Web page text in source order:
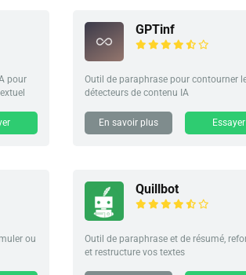
pour
GPTinf
Outil de paraphrase pour contourner
détecteurs de contenu IA
En savoir plus Essayer
ou
Quillbot
Outil de paraphrase et de résumé,
et restructure vos textes